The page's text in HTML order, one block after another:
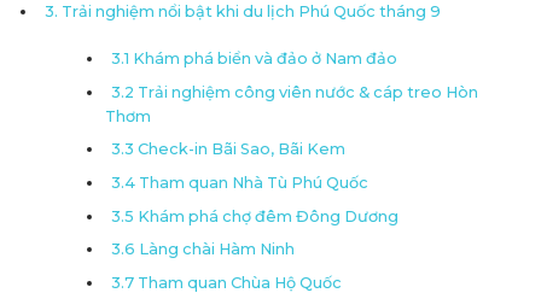
3. Trải nghiệm nổi bật khi du lịch Phú Quốc tháng 9
3.1 Khám phá biển và đảo ở Nam đảo
3.2 Trải nghiệm công viên nước & cáp treo Hòn
Thơm
3.3 Check-in Bãi Sao, Bãi Kem
3.4 Tham quan Nhà Tù Phú Quốc
3.5 Khám phá chợ đêm Đông Dương
3.6 Làng chài Hàm Ninh
3.7 Tham quan Chùa Hộ Quốc